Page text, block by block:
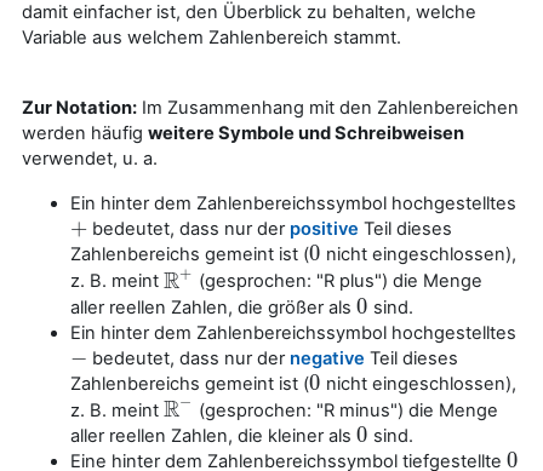
damit einfacher ist, den Überblick zu behalten, welche
Variable aus welchem Zahlenbereich stammt.
Zur Notation: Im Zusammenhang mit den Zahlenbereichen
werden häufig weitere Symbole und Schreibweisen
verwendet, u. a.
Ein hinter dem Zahlenbereichssymbol hochgestelltes
+
+ bedeutet, dass nur der positive Teil dieses
Zahlenbereichs gemeint ist (0
0 nicht eingeschlossen),
z. B. meint R+
R+
(gesprochen: "R plus") die Menge
aller reellen Zahlen, die größer als 0
0 sind.
Ein hinter dem Zahlenbereichssymbol hochgestelltes
−
− bedeutet, dass nur der negative Teil dieses
Zahlenbereichs gemeint ist (0
0 nicht eingeschlossen),
z. B. meint R−
R−
(gesprochen: "R minus") die Menge
aller reellen Zahlen, die kleiner als 0
0 sind.
Eine hinter dem Zahlenbereichssymbol tiefgestellte 0
0